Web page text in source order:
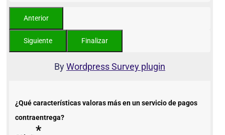
ByWordpress Survey plugin
¿Qué características valoras más en un servicio de pagos
contraentrega?
*